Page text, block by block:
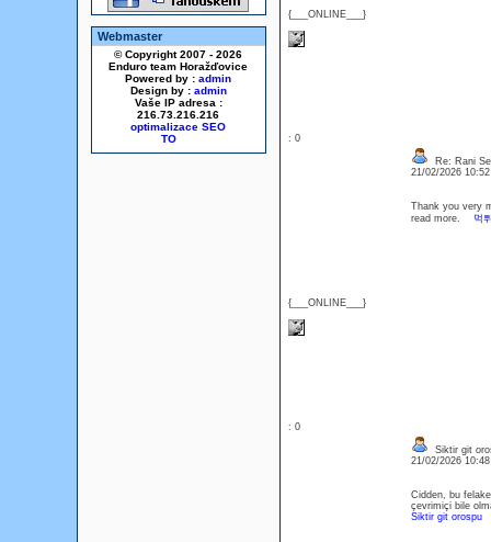
Webmaster
© Copyright 2007 - 2026
Enduro team Horažďovice
Powered by : admin
Design by : admin
Vaše IP adresa :
216.73.216.216
optimalizace SEO
{___ONLINE___}
: 0
{___ONLINE___}
Re: Rani
21/02/2026
Thank you very
read more.
먹
: 0
Siktir git
21/02/2026
Cidden, bu
çevrimiçi bile
Siktir git orospu